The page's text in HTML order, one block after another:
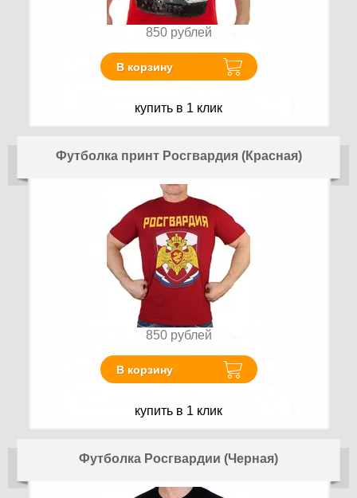
850 рублей
В корзину
купить в 1 клик
Футболка принт Росгвардия (Красная)
850 рублей
В корзину
купить в 1 клик
Футболка Росгвардии (Черная)